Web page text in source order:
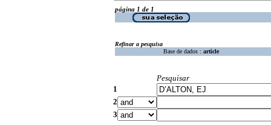
página 1 de 1
Refinar a pesquisa
Base de dados : article
Pesquisar
1
2
3